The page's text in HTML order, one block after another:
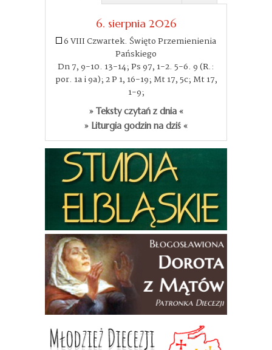
6. sierpnia 2026
6 VIII Czwartek. Święto Przemienienia
Pańskiego
Dn 7, 9-10. 13-14; Ps 97, 1-2. 5-6. 9 (R.:
por. 1a i 9a); 2 P 1, 16-19; Mt 17, 5c; Mt 17,
1-9;
» Teksty czytań z dnia «
» Liturgia godzin na dziś «